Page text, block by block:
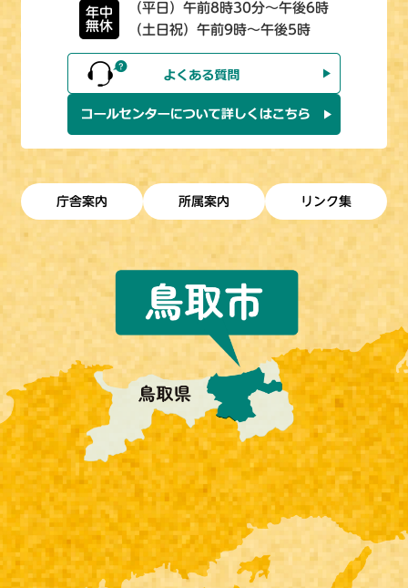
年中
無休
（平日）午前8時30分～午後6時
（土日祝）午前9時～午後5時
庁舎案内 所属案内 リンク集